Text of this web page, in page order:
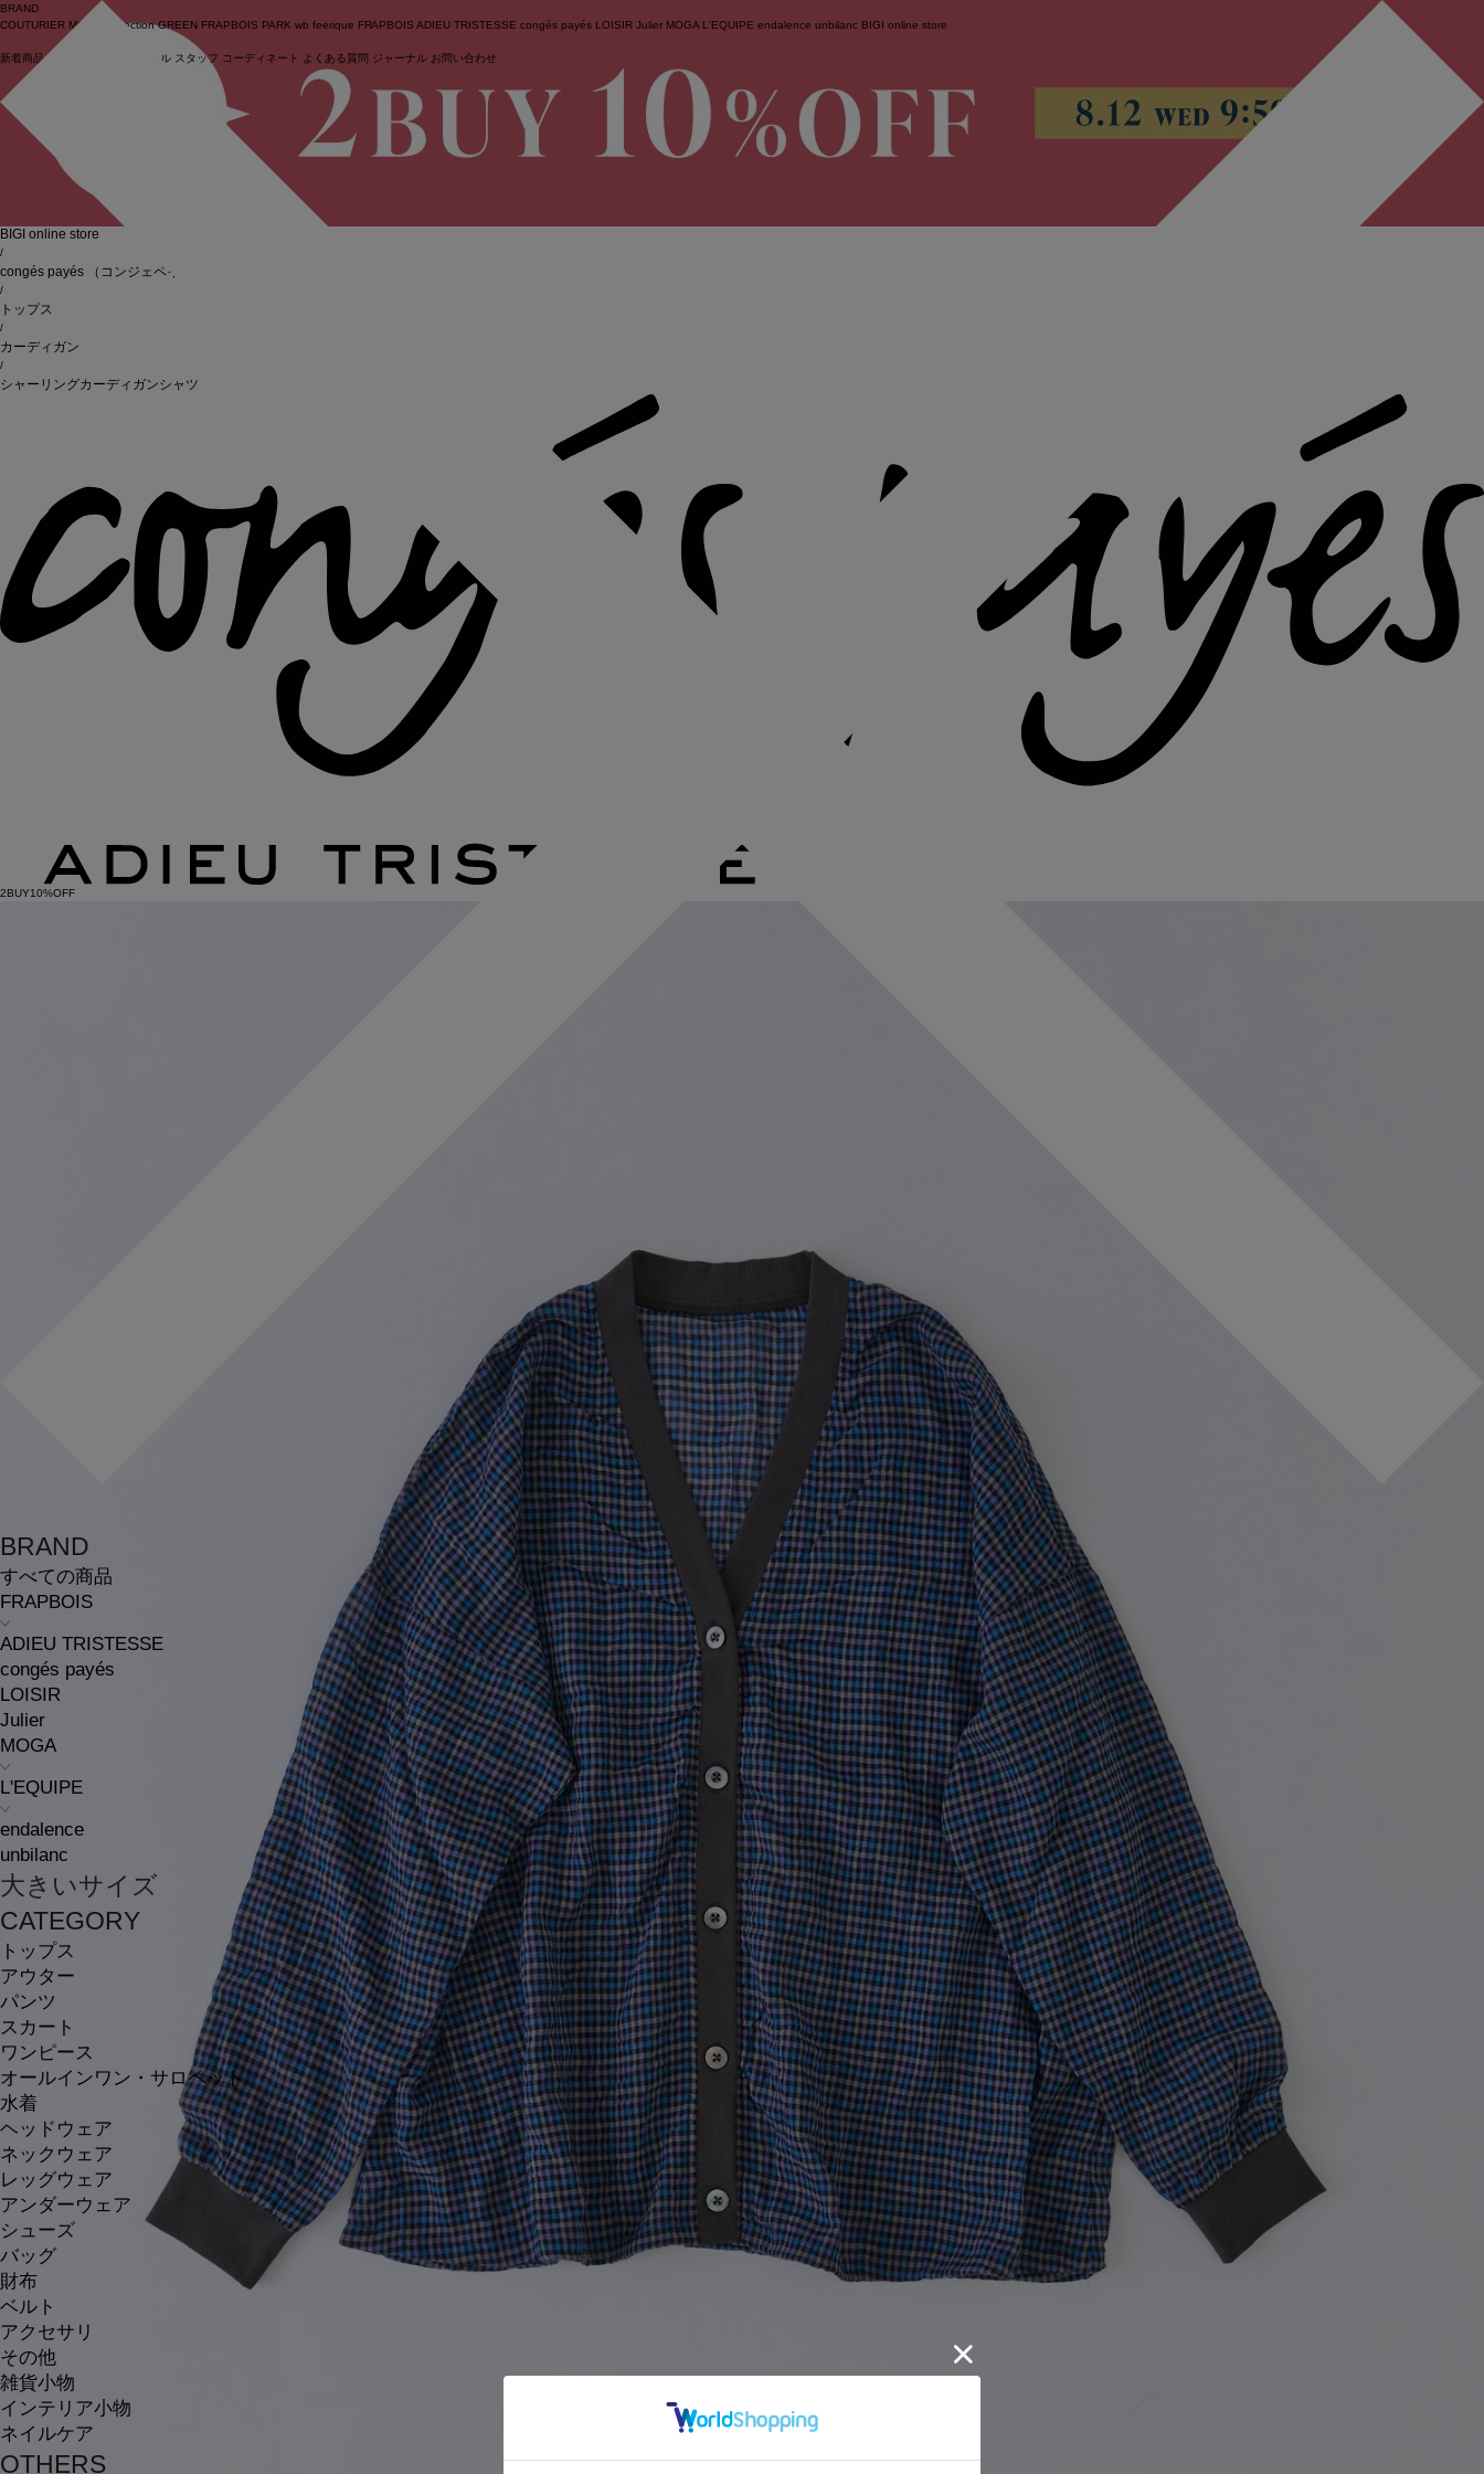
ログイン
BRAND
COUTURIER MOGA Collection GREEN FRAPBOIS PARK wb feerique FRAPBOIS ADIEU TRISTESSE congés payés LOISIR Julier MOGA L'EQUIPE endalence unbilanc BIGI online store
新着商品 (ライブ) セール スタッフ コーディネート よくある質問 ジャーナル お問い合わせ
BRAND
すべての商品
FRAPBOIS
ADIEU TRISTESSE
congés payés
LOISIR
Julier
MOGA
L'EQUIPE
endalence
unbilanc
大きいサイズ
CATEGORY
トップス
アウター
パンツ
スカート
ワンピース
オールインワン・サロペット
水着
ヘッドウェア
ネックウェア
レッグウェア
アンダーウェア
シューズ
バッグ
財布
ベルト
アクセサリ
その他
雑貨小物
インテリア小物
ネイルケア
OTHERS
BIGI online store
/
congés payés （コンジェペイエ）
/
トップス
/
カーディガン
/
シャーリングカーディガンシャツ
2BUY10%OFF